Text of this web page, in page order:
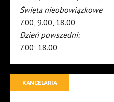
Święta nieobowiązkowe
7.00, 9.00, 18.00
Dzień powszedni:
7.00; 18.00
KANCELARIA